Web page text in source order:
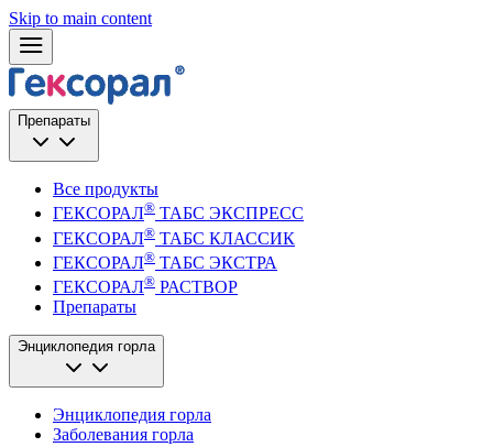
Skip to main content
Препараты
Все продукты
ГЕКСОРАЛ® ТАБС ЭКСПРЕСС
ГЕКСОРАЛ® ТАБС КЛАССИК
ГЕКСОРАЛ® ТАБС ЭКСТРА
ГЕКСОРАЛ® РАСТВОР
Препараты
Энциклопедия горла
Энциклопедия горла
Заболевания горла